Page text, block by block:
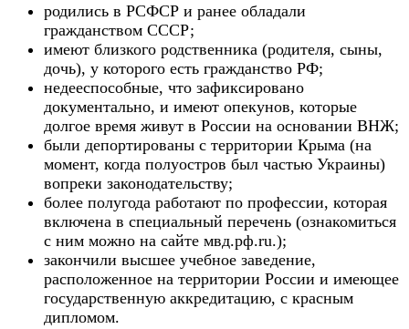
родились в РСФСР и ранее обладали
гражданством СССР;
имеют близкого родственника (родителя, сыны,
дочь), у которого есть гражданство РФ;
недееспособные, что зафиксировано
документально, и имеют опекунов, которые
долгое время живут в России на основании ВНЖ;
были депортированы с территории Крыма (на
момент, когда полуостров был частью Украины)
вопреки законодательству;
более полугода работают по профессии, которая
включена в специальный перечень (ознакомиться
с ним можно на сайте мвд.рф.ru.);
закончили высшее учебное заведение,
расположенное на территории России и имеющее
государственную аккредитацию, с красным
дипломом.